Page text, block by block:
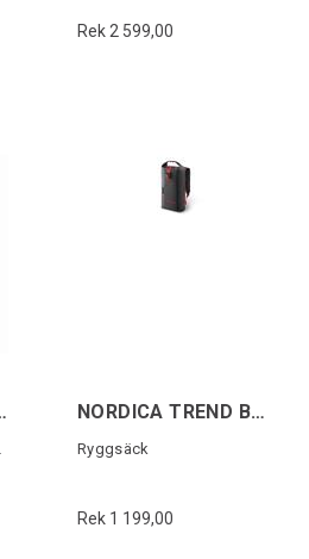
Rek 2 599,00
104 SKIN NORDICA TREND BACKBAG Svart/Röd
Ryggsäck
Rek 1 199,00